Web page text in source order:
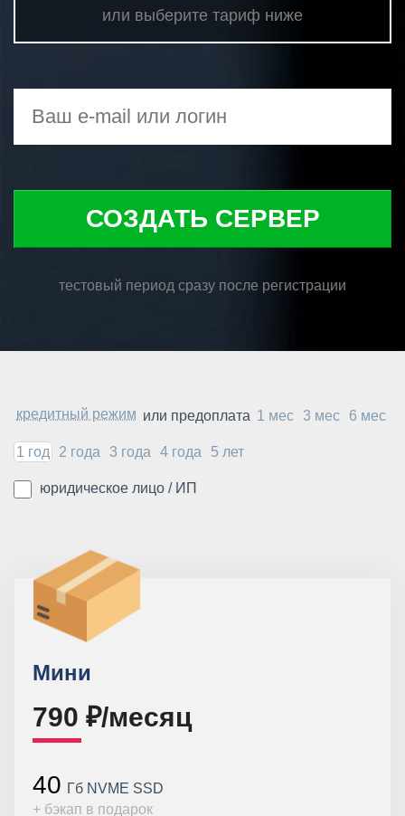
или выберите тариф ниже
СОЗДАТЬ СЕРВЕР
тестовый период сразу после регистрации
кредитный режим или предоплата 1 мес 3 мес 6 мес
1 год 2 года 3 года 4 года 5 лет
юридическое лицо / ИП
Мини
790 ₽/месяц
40 Гб NVME SSD
+ бэкап в подарок